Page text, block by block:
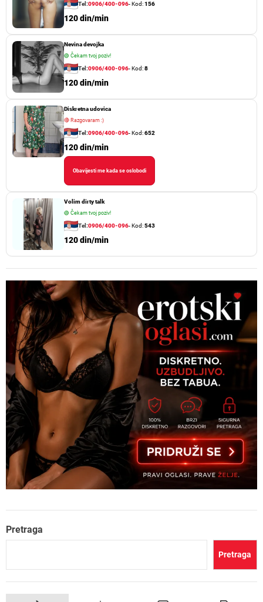
Tel:0906/400-096- Kod:156
120 din/min
Nevina devojka
🟢 Čekam tvoj poziv!
Tel:0906/400-096- Kod:8
120 din/min
Diskretna udovica
🔴Razgovaram :)
Tel:0906/400-096- Kod:652
120 din/min
Obavijesti me kada se oslobodi
Volim dirty talk
🟢 Čekam tvoj poziv!
Tel:0906/400-096- Kod:543
120 din/min
Pretraga
Pretraga